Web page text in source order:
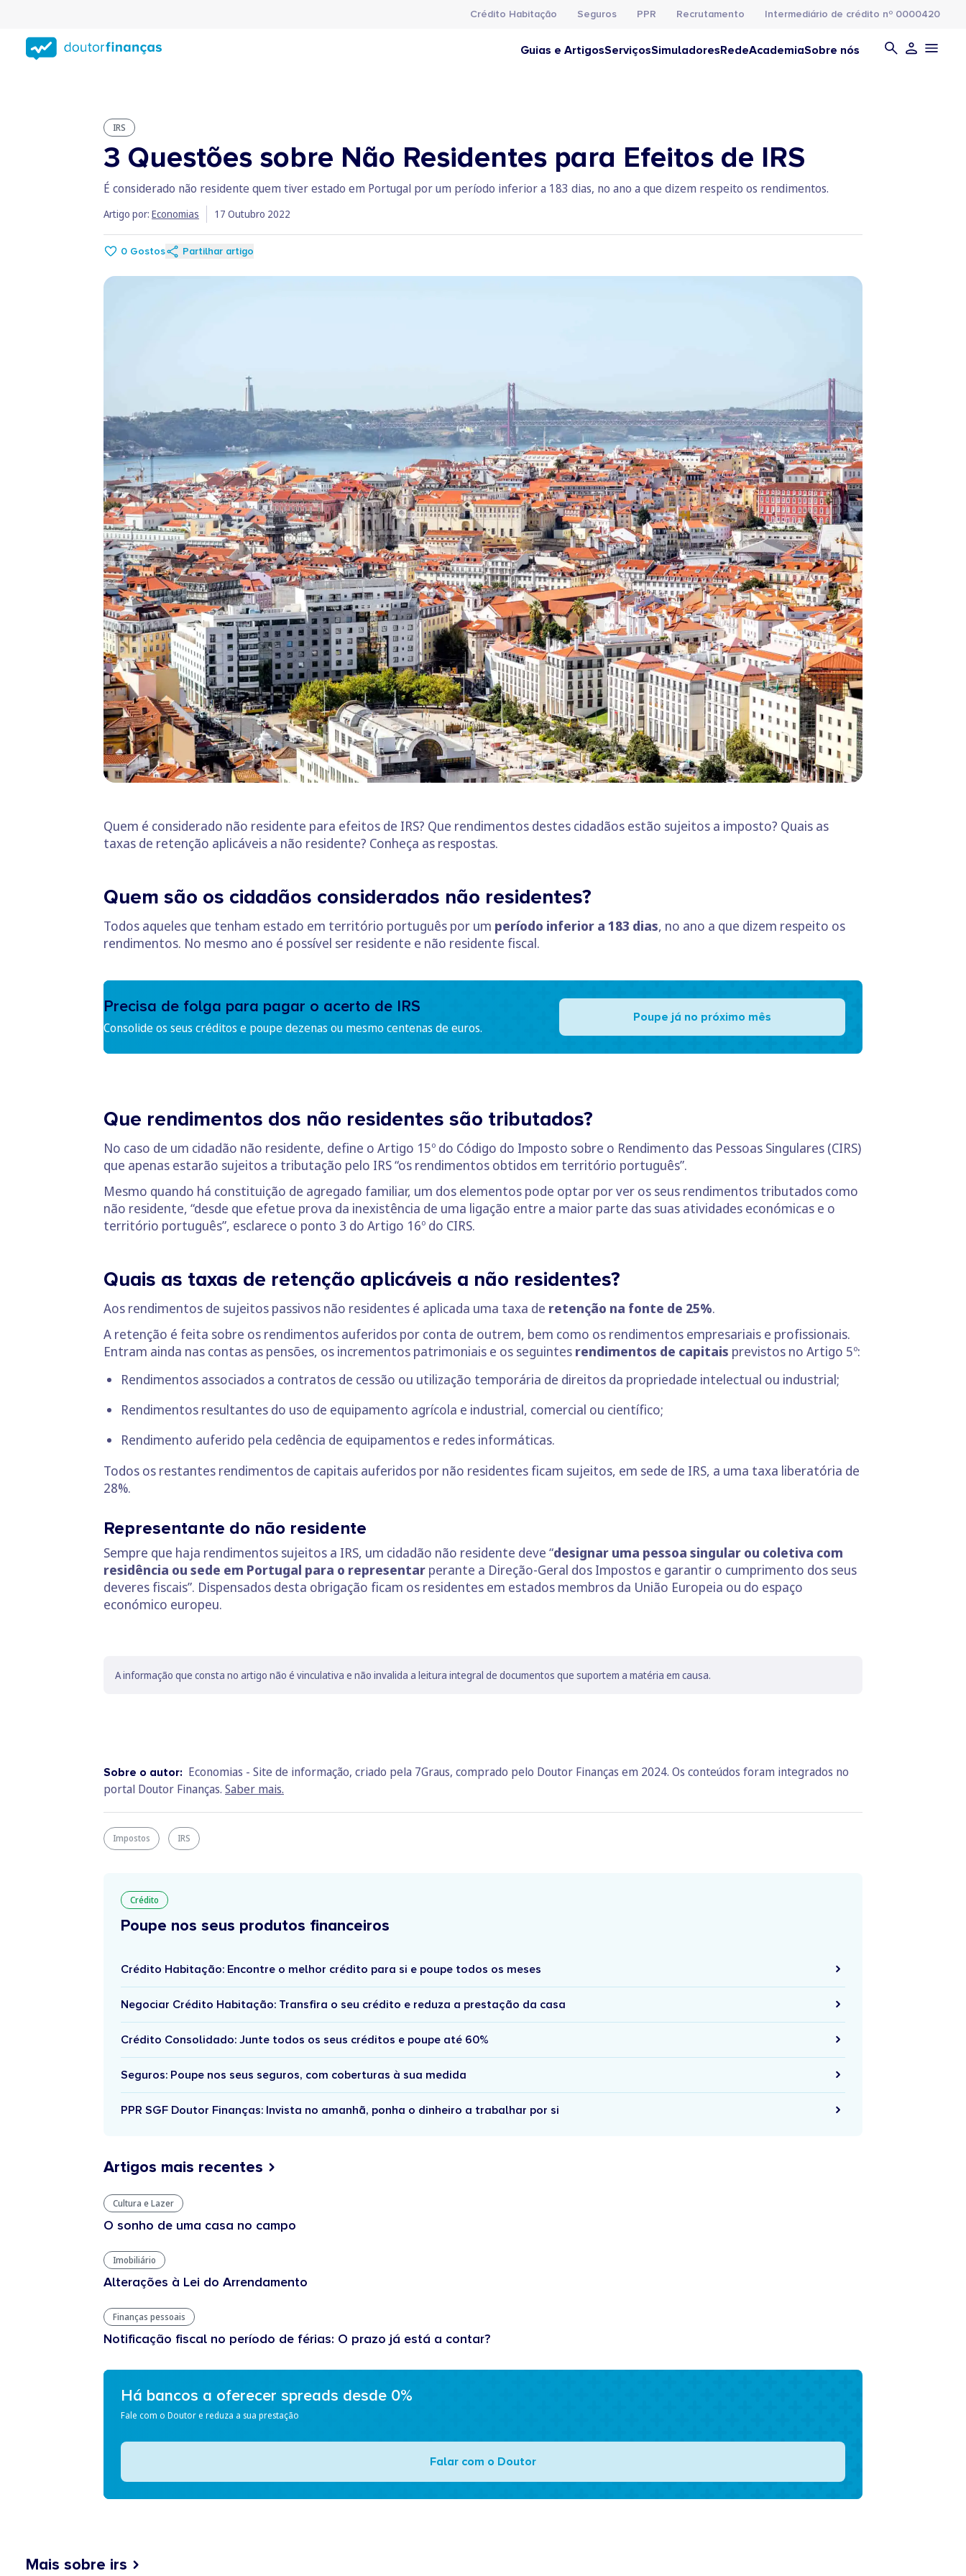
conteúdo
principal
Crédito Habitação Seguros PPR Recrutamento Intermediário de crédito nº 0000420
Guias e ArtigosServiçosSimuladoresRedeAcademiaSobre nós
IRS
3 Questões sobre Não Residentes para Efeitos de IRS
É considerado não residente quem tiver estado em Portugal por um período inferior a 183 dias, no ano a que dizem respeito os rendimentos.
Artigo por: Economias 17 Outubro 2022
0 Gostos Partilhar artigo
Quem é considerado não residente para efeitos de IRS? Que rendimentos destes cidadãos estão sujeitos a imposto? Quais as
taxas de retenção aplicáveis a não residente? Conheça as respostas.
Quem são os cidadãos considerados não residentes?
Todos aqueles que tenham estado em território português por um período inferior a 183 dias, no ano a que dizem respeito os
rendimentos. No mesmo ano é possível ser residente e não residente fiscal.
Precisa de folga para pagar o acerto de IRS
Consolide os seus créditos e poupe dezenas ou mesmo centenas de euros.
Poupe já no próximo mês
Que rendimentos dos não residentes são tributados?
No caso de um cidadão não residente, define o Artigo 15º do Código do Imposto sobre o Rendimento das Pessoas Singulares (CIRS)
que apenas estarão sujeitos a tributação pelo IRS “os rendimentos obtidos em território português”.
Mesmo quando há constituição de agregado familiar, um dos elementos pode optar por ver os seus rendimentos tributados como
não residente, “desde que efetue prova da inexistência de uma ligação entre a maior parte das suas atividades económicas e o
território português”, esclarece o ponto 3 do Artigo 16º do CIRS.
Quais as taxas de retenção aplicáveis a não residentes?
Aos rendimentos de sujeitos passivos não residentes é aplicada uma taxa de retenção na fonte de 25%.
A retenção é feita sobre os rendimentos auferidos por conta de outrem, bem como os rendimentos empresariais e profissionais.
Entram ainda nas contas as pensões, os incrementos patrimoniais e os seguintes rendimentos de capitais previstos no Artigo 5º:
Rendimentos associados a contratos de cessão ou utilização temporária de direitos da propriedade intelectual ou industrial;
Rendimentos resultantes do uso de equipamento agrícola e industrial, comercial ou científico;
Rendimento auferido pela cedência de equipamentos e redes informáticas.
Todos os restantes rendimentos de capitais auferidos por não residentes ficam sujeitos, em sede de IRS, a uma taxa liberatória de
28%.
Representante do não residente
Sempre que haja rendimentos sujeitos a IRS, um cidadão não residente deve “designar uma pessoa singular ou coletiva com
residência ou sede em Portugal para o representar perante a Direção-Geral dos Impostos e garantir o cumprimento dos seus
deveres fiscais”. Dispensados desta obrigação ficam os residentes em estados membros da União Europeia ou do espaço
económico europeu.
A informação que consta no artigo não é vinculativa e não invalida a leitura integral de documentos que suportem a matéria em causa.
Sobre o autor: Economias - Site de informação, criado pela 7Graus, comprado pelo Doutor Finanças em 2024. Os conteúdos foram integrados no
portal Doutor Finanças. Saber mais.
Impostos IRS
Crédito
Poupe nos seus produtos financeiros
Crédito Habitação: Encontre o melhor crédito para si e poupe todos os meses
Negociar Crédito Habitação: Transfira o seu crédito e reduza a prestação da casa
Crédito Consolidado: Junte todos os seus créditos e poupe até 60%
Seguros: Poupe nos seus seguros, com coberturas à sua medida
PPR SGF Doutor Finanças: Invista no amanhã, ponha o dinheiro a trabalhar por si
Artigos mais recentes
Cultura e Lazer
O sonho de uma casa no campo
Imobiliário
Alterações à Lei do Arrendamento
Finanças pessoais
Notificação fiscal no período de férias: O prazo já está a contar?
Há bancos a oferecer spreads desde 0%
Fale com o Doutor e reduza a sua prestação
Falar com o Doutor
Mais sobre irs